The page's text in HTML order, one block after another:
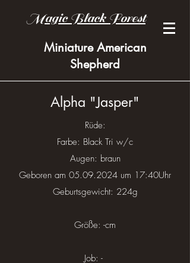
Magic Black Forest
Miniature American
Shepherd
Alpha "Jasper"
Rüde:
Farbe: Black Tri w/c
Augen: braun
Geboren am 05.09.2024 um 17:40Uhr
Geburtsgewicht: 224g
Größe: -cm
Job: -